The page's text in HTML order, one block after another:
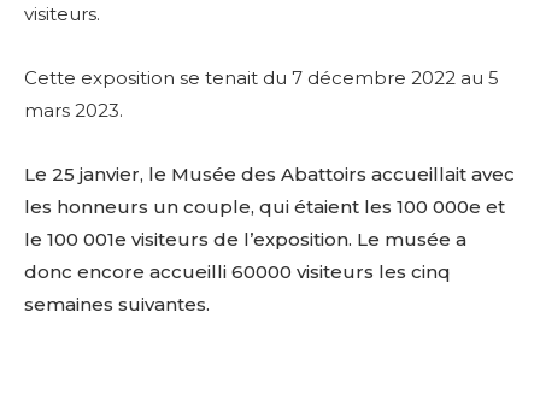
visiteurs.
Cette exposition se tenait du 7 décembre 2022 au 5
mars 2023.
Le 25 janvier, le Musée des Abattoirs accueillait avec
les honneurs un couple, qui étaient les 100 000e et
le 100 001e visiteurs de l’exposition. Le musée a
donc encore accueilli 60000 visiteurs les cinq
semaines suivantes.